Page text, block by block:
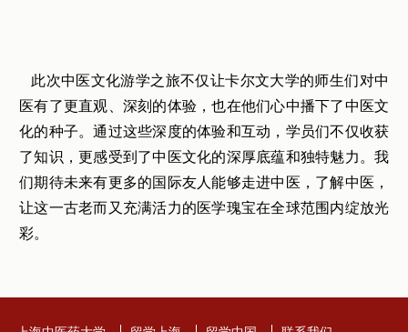
此次中医文化游学之旅不仅让卡尔文大学的师生们对中
医有了更直观、深刻的体验，也在他们心中播下了中医文
化的种子。通过这些深度的体验和互动，学员们不仅收获
了知识，更感受到了中医文化的深厚底蕴和独特魅力。我
们期待未来有更多的国际友人能够走进中医，了解中医，
让这一古老而又充满活力的医学瑰宝在全球范围内绽放光
彩。